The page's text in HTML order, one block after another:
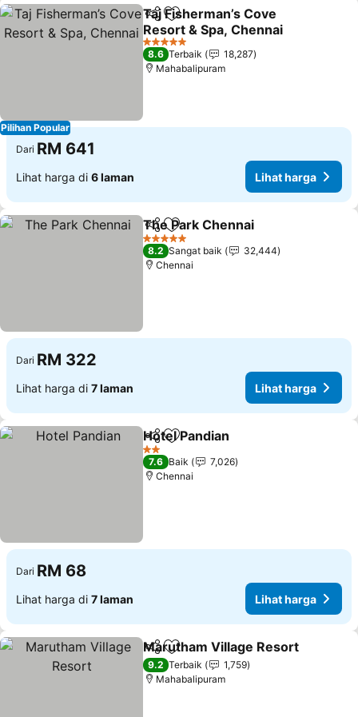
Pilihan Popular
KongsiTambah ke favorit
Taj Fisherman’s Cove
Resort & Spa, Chennai
Lihat harga
5 Bintang
8.6 Terbaik
18,287
Mahabalipuram
Dari RM 641
Lihat harga di 6 laman Lihat harga
KongsiTambah ke favorit
The Park Chennai
5 Bintang
8.2 Sangat baik
32,444
Chennai
Dari RM 322
Lihat harga di 7 laman Lihat harga
KongsiTambah ke favorit
Hotel Pandian
2 Bintang
7.6 Baik
7,026
Chennai
Dari RM 68
Lihat harga di 7 laman Lihat harga
KongsiTambah ke favorit
Marutham Village Resort
9.2 Terbaik
1,759
Mahabalipuram